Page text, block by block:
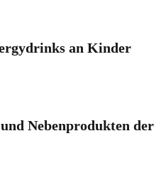
an Kinder
Nebenprodukten der